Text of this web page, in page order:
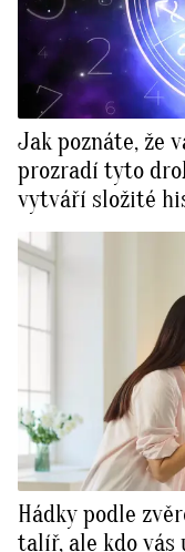
Jak poznáte, že
prozradí tyto
vytváří složité
Hádky podle
talíř, ale kdo